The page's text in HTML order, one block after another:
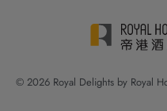
© 2026 Royal Delights by Royal